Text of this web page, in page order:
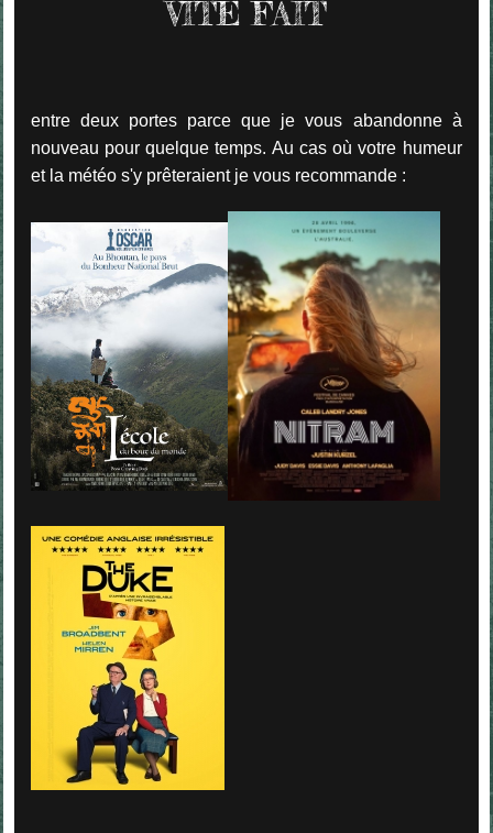
VITE FAIT
entre deux portes parce que je vous abandonne à
nouveau pour quelque temps. Au cas où votre humeur
et la météo s'y prêteraient je vous recommande :